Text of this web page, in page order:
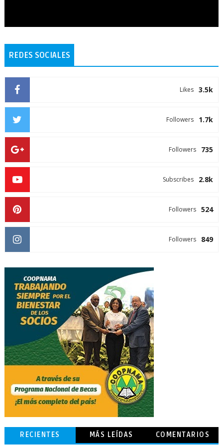
REDES SOCIALES
3.5k
Likes
1.7k
Followers
735
Followers
2.8k
Subscribes
524
Followers
849
Followers
RECIENTES MÁS LEÍDAS COMENTARIOS